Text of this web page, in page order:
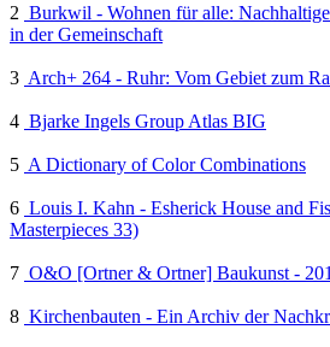
2 Burkwil - Wohnen für alle:
in der Gemeinschaft
3 Arch+ 264 - Ruhr: Vom Gebiet zum
4 Bjarke Ingels Group Atlas BIG
5 A Dictionary of Color Combinations
6 Louis I. Kahn - Esherick House and
Masterpieces 33)
7 O&O [Ortner & Ortner] Baukunst -
8 Kirchenbauten - Ein Archiv der